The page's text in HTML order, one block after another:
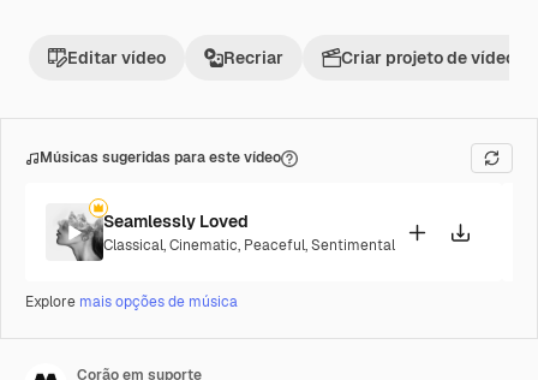
Editar vídeo Recriar Criar projeto de vídeo
Músicas sugeridas para este vídeo
Seamlessly Loved
Classical,Cinematic, Peaceful,Sentimental
Explore mais opções de música
Corão em suporte